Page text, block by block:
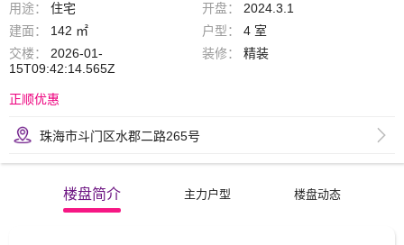
用途： 住宅 开盘：
2024.3.1
建面：
142 ㎡ 户型：
4 室
交楼：
2026-01-
15T09:42:14.565Z
装修： 精装
正顺优惠
珠海市斗门区水郡二路265号
楼盘简介 主力户型 楼盘动态